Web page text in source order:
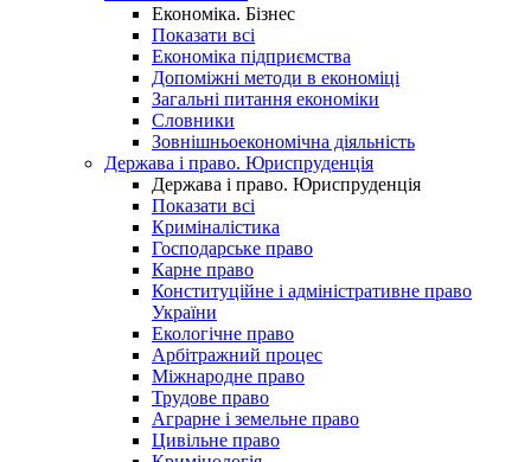
Економіка. Бізнес
Показати всі
Економіка підприємства
Допоміжні методи в економіці
Загальні питання економіки
Словники
Зовнішньоекономічна діяльність
Держава і право. Юриспруденція
Держава і право. Юриспруденція
Показати всі
Криміналістика
Господарське право
Карне право
Конституційне і адміністративне право
України
Екологічне право
Арбітражний процес
Міжнародне право
Трудове право
Аграрне і земельне право
Цивільне право